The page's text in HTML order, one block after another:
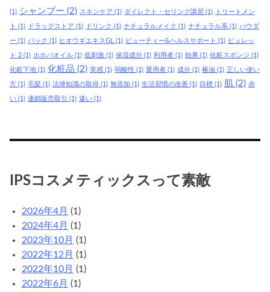
(1) シャンプー (2) スキンケア (1) ダイレクト・セリング講習 (1) トリートメン
ト (1) ドラッグストア (1) ドリンク (1) ナチュラルメイク (1) ナチュラル系 (1) パウダ
ー (1) パック (1) ヒオウギエキスGL (1) ビューティー&ヘルスサポート (1) ピュレッ
ト 2 (1) ホホバオイル (1) 低刺激 (1) 保湿成分 (1) 利用者 (1) 効果 (1) 化粧スポンジ (1)
化粧下地 (1) 化粧品 (2) 実感 (1) 弱酸性 (1) 愛用者 (1) 成分 (1) 椿油 (1) 正しい使い
方 (1) 毛髪 (1) 法律知識の取得 (1) 無添加 (1) 生活習慣の改善 (1) 目標 (1) 肌 (2) 赤
い (1) 連鎖販売取引 (1) 違い (1)
IPSコスメティックスって素敵
2026年4月 (1)
2024年4月 (1)
2023年10月 (1)
2022年12月 (1)
2022年10月 (1)
2022年6月 (1)